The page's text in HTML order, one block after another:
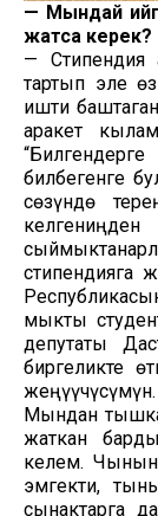
— Мындай
жатса керек?
— Стипендия
тартып эле
ишти
аракет
билбегенге
сөзүндө
стипендияга
мыкты
депутаты
биргеликте
жеңүүчүсүмүн.
Мындан
жаткан
келем.
эмгекти,
сынактарга